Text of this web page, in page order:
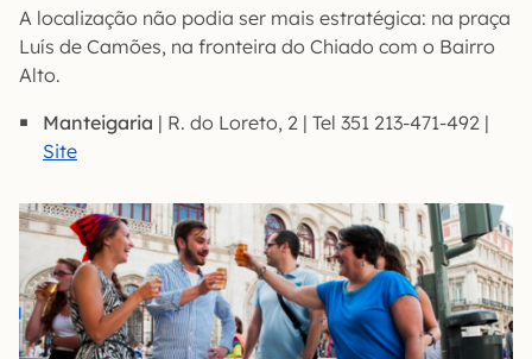
A localização não podia ser mais estratégica: na praça
Luís de Camões, na fronteira do Chiado com o Bairro
Alto.
Manteigaria | R. do Loreto, 2 | Tel 351 213-471-492 |
Site